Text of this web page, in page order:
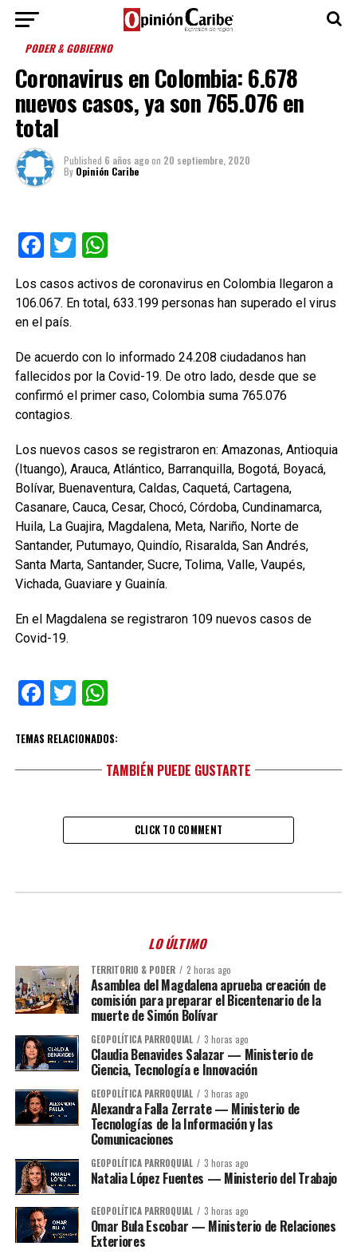
PODER & GOBIERNO
Coronavirus en Colombia: 6.678
nuevos casos, ya son 765.076 en
total
Published 6 años agoon 20 septiembre, 2020
By Opinión Caribe
Facebook
TwitterWhatsApp
Los casos activos de coronavirus en Colombia llegaron a
106.067. En total, 633.199 personas han superado el virus
en el país.
De acuerdo con lo informado 24.208 ciudadanos han
fallecidos por la Covid-19. De otro lado, desde que se
confirmó el primer caso, Colombia suma 765.076
contagios.
Los nuevos casos se registraron en: Amazonas, Antioquia
(Ituango), Arauca, Atlántico, Barranquilla, Bogotá, Boyacá,
Bolívar, Buenaventura, Caldas, Caquetá, Cartagena,
Casanare, Cauca, Cesar, Chocó, Córdoba, Cundinamarca,
Huila, La Guajira, Magdalena, Meta, Nariño, Norte de
Santander, Putumayo, Quindío, Risaralda, San Andrés,
Santa Marta, Santander, Sucre, Tolima, Valle, Vaupés,
Vichada, Guaviare y Guainía.
En el Magdalena se registraron 109 nuevos casos de
Covid-19.
Facebook
TwitterWhatsApp
TEMAS RELACIONADOS:
TAMBIÉN PUEDE GUSTARTE
CLICK TO COMMENT
LO ÚLTIMO
TERRITORIO & PODER 2 horas ago
Asamblea del Magdalena aprueba creación de
comisión para preparar el Bicentenario de la
muerte de Simón Bolívar
GEOPOLÍTICA PARROQUIAL 3 horas ago
Claudia Benavides Salazar — Ministerio de
Ciencia, Tecnología e Innovación
GEOPOLÍTICA PARROQUIAL 3 horas ago
Alexandra Falla Zerrate — Ministerio de
Tecnologías de la Información y las
Comunicaciones
GEOPOLÍTICA PARROQUIAL 3 horas ago
Natalia López Fuentes — Ministerio del Trabajo
GEOPOLÍTICA PARROQUIAL 3 horas ago
Omar Bula Escobar — Ministerio de Relaciones
Exteriores